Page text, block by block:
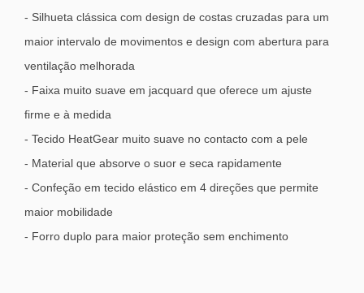
- Silhueta clássica com design de costas cruzadas para um
maior intervalo de movimentos e design com abertura para
ventilação melhorada
- Faixa muito suave em jacquard que oferece um ajuste
firme e à medida
- Tecido HeatGear muito suave no contacto com a pele
- Material que absorve o suor e seca rapidamente
- Confeção em tecido elástico em 4 direções que permite
maior mobilidade
- Forro duplo para maior proteção sem enchimento